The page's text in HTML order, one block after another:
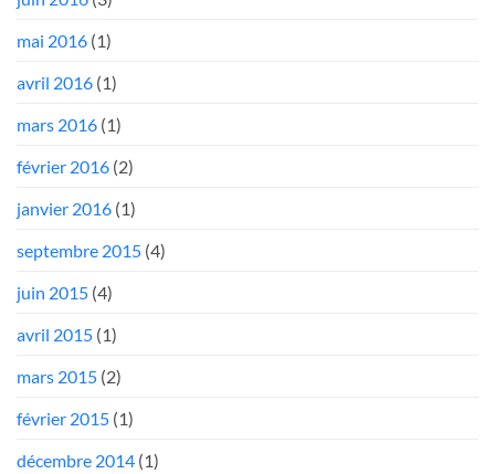
mai 2016 (1)
avril 2016 (1)
mars 2016 (1)
février 2016 (2)
janvier 2016 (1)
septembre 2015 (4)
juin 2015 (4)
avril 2015 (1)
mars 2015 (2)
février 2015 (1)
décembre 2014 (1)